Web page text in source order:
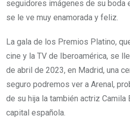
seguidores imágenes de su boda
se le ve muy enamorada y feliz.
La gala de los Premios Platino,
cine y la TV de Iberoamérica, se
de abril de 2023, en Madrid, una
seguro podremos ver a Arenal,
de su hija la también actriz Camila
capital española.